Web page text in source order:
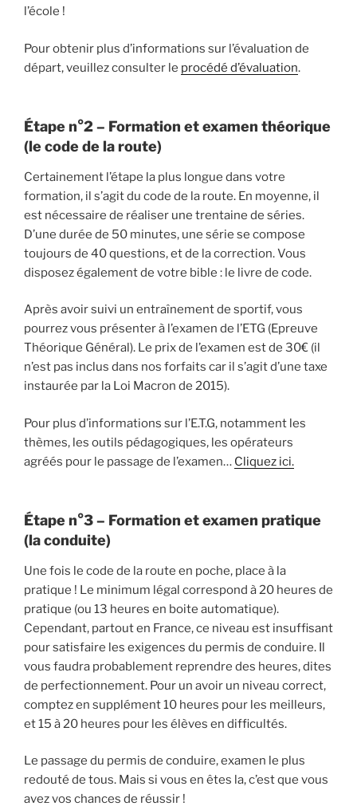
l’école !
Pour obtenir plus d’informations sur l’évaluation de
départ, veuillez consulter le procédé d’évaluation.
Étape n°2 – Formation et examen théorique
(le code de la route)
Certainement l’étape la plus longue dans votre
formation, il s’agit du code de la route. En moyenne, il
est nécessaire de réaliser une trentaine de séries.
D’une durée de 50 minutes, une série se compose
toujours de 40 questions, et de la correction. Vous
disposez également de votre bible : le livre de code.
Après avoir suivi un entraînement de sportif, vous
pourrez vous présenter à l’examen de l’ETG (Epreuve
Théorique Général). Le prix de l’examen est de 30€ (il
n’est pas inclus dans nos forfaits car il s’agit d’une taxe
instaurée par la Loi Macron de 2015).
Pour plus d’informations sur l’E.T.G, notamment les
thèmes, les outils pédagogiques, les opérateurs
agréés pour le passage de l’examen… Cliquez ici.
Étape n°3 – Formation et examen pratique
(la conduite)
Une fois le code de la route en poche, place à la
pratique ! Le minimum légal correspond à 20 heures de
pratique (ou 13 heures en boite automatique).
Cependant, partout en France, ce niveau est insuffisant
pour satisfaire les exigences du permis de conduire. Il
vous faudra probablement reprendre des heures, dites
de perfectionnement. Pour un avoir un niveau correct,
comptez en supplément 10 heures pour les meilleurs,
et 15 à 20 heures pour les élèves en difficultés.
Le passage du permis de conduire, examen le plus
redouté de tous. Mais si vous en êtes la, c’est que vous
avez vos chances de réussir !